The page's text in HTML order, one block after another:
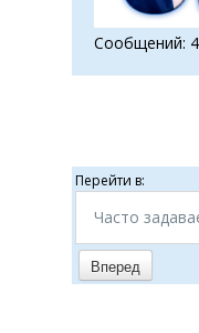
Сообщений:
Перейти в:
Часто
Вперед